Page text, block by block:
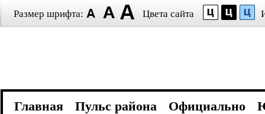
Размер шрифта: Цвета сайта
Главная Пульс района Официально